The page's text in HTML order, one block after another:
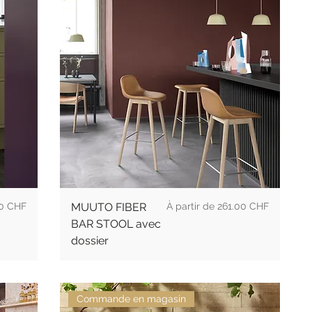
CHF
MUUTO FIBER
BAR STOOL avec
dossier
À partir de 261.00 CHF
Prix promotionnel
Commande en magasin